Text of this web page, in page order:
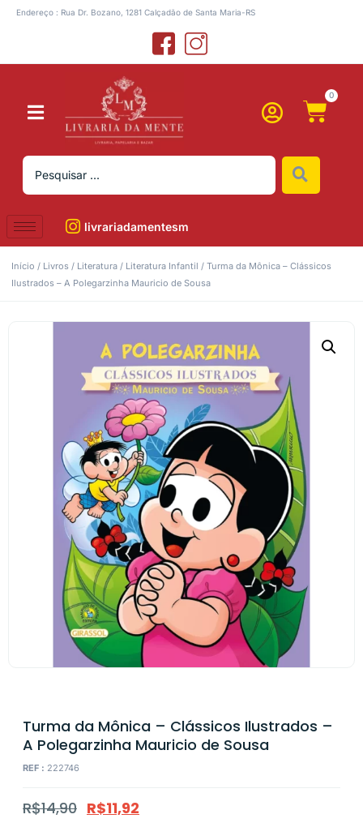
Endereço : Rua Dr. Bozano, 1281 Calçadão de Santa Maria-RS
0
livrariadamentesm
Início / Livros / Literatura / Literatura Infantil / Turma da Mônica – Clássicos
Ilustrados – A Polegarzinha Mauricio de Sousa
Turma da Mônica – Clássicos Ilustrados –
A Polegarzinha Mauricio de Sousa
REF : 222746
R$14,90 R$11,92